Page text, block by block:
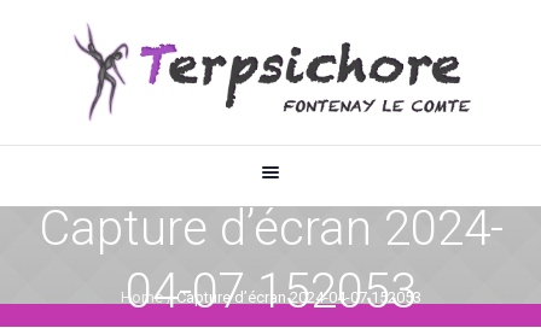
Capture d’écran 2024-
04-07 152053
Home /Capture d’écran 2024-04-07 152053